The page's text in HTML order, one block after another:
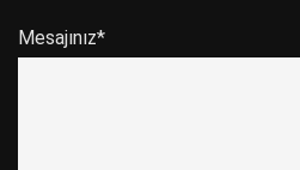
Mesajınız*